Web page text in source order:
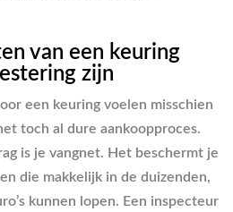
van een keuring
zijn
een keuring voelen misschien
toch al dure aankoopproces.
is je vangnet. Het beschermt je
die makkelijk in de duizenden,
kunnen lopen. Een inspecteur